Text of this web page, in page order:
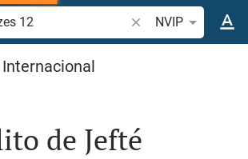
Pesquise
NVIP
de Jefté